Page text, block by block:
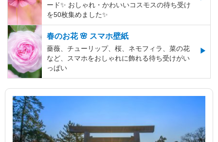
ード✨️ おしゃれ・かわいいコスモスの待ち受け
を50枚集めました✨️
春のお花 🌸 スマホ壁紙
薔薇、チューリップ、桜、ネモフィラ、菜の花
など、スマホをおしゃれに飾れる待ち受けがい
っぱい